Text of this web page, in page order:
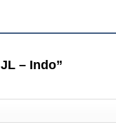
– Indo”